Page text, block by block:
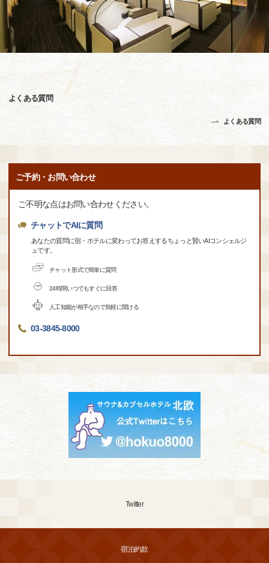
よくある質問
よくある質問
ご予約・お問い合わせ
ご不明な点はお問い合わせください。
チャットでAIに質問
あなたの質問に宿・ホテルに変わってお答えするちょっと賢いAIコンシェルジ
ュです。
チャット形式で簡単に質問
24時間いつでもすぐに回答
人工知能が相手なので気軽に聞ける
03-3845-8000
Twitter
宿泊約款